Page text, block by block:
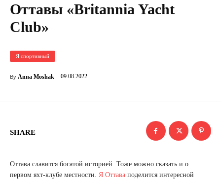
Оттавы «Britannia Yacht
Club»
Я спортивный
By Anna Moshak 09.08.2022
SHARE
Оттава славится богатой историей. Тоже можно сказать и о
первом яхт-клубе местности. Я Оттава поделится интересной